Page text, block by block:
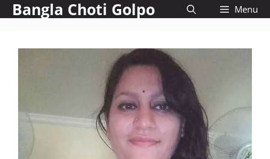
Skip
to
Bangla Choti Golpo Menu